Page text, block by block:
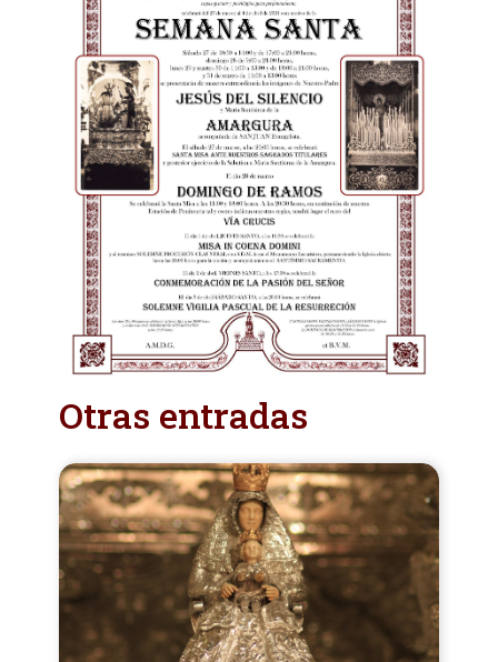
Otras entradas